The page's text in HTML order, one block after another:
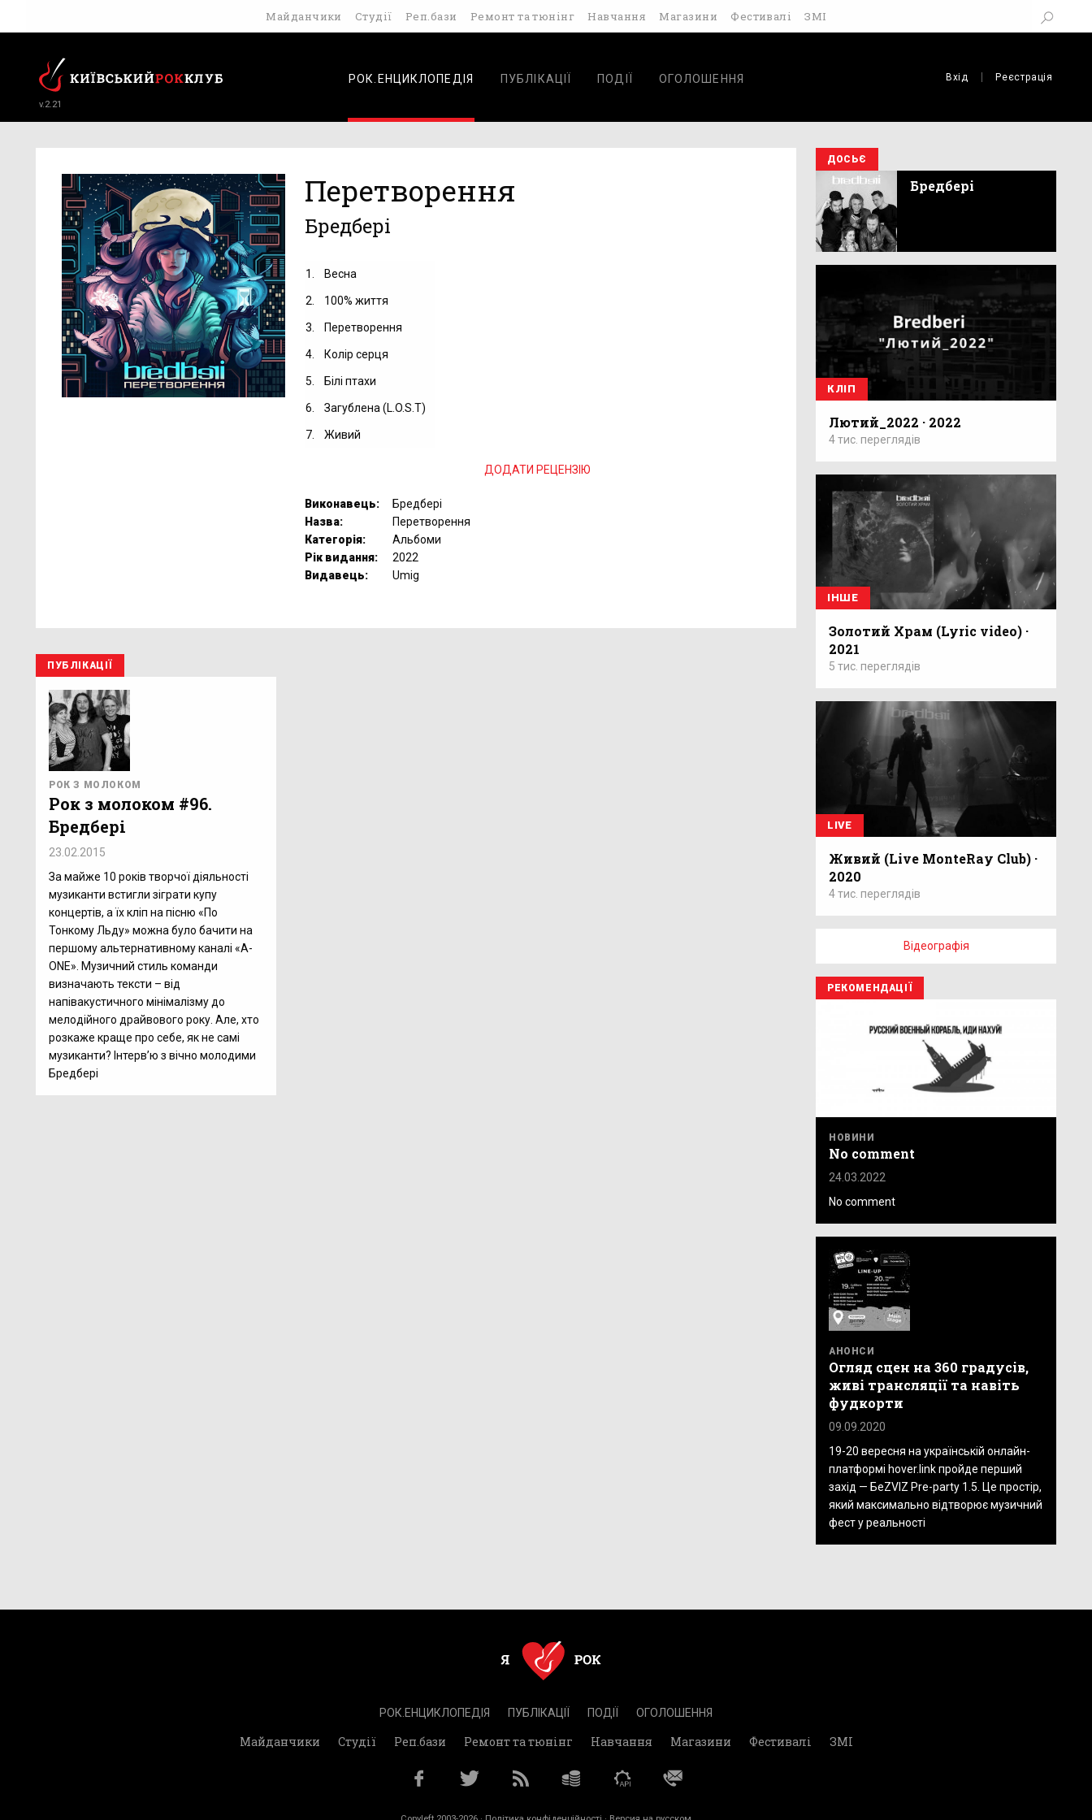
Майданчики Студії Реп.бази Ремонт та тюнінг Навчання Магазини Фестивалі ЗМІ
v.2.21
РОК.ЕНЦИКЛОПЕДІЯ ПУБЛІКАЦІЇ ПОДІЇ ОГОЛОШЕННЯ Вхід Реєстрація
Перетворення
Бредбері
1. Весна
2. 100% життя
3. Перетворення
4. Колір серця
5. Білі птахи
6. Загублена (L.O.S.T)
7. Живий
ДОДАТИ РЕЦЕНЗІЮ
Виконавець:
Бредбері
Назва:
Перетворення
Категорія:
Альбоми
Рік видання:
2022
Видавець:
Umig
ПУБЛІКАЦІЇ
РОК З МОЛОКОМ
Рок з молоком #96.
Бредбері
23.02.2015
За майже 10 років творчої діяльності
музиканти встигли зіграти купу
концертів, а їх кліп на пісню «По
Тонкому Льду» можна було бачити на
першому альтернативному каналі «A-
ONE». Музичний стиль команди
визначають тексти – від
напівакустичного мінімалізму до
мелодійного драйвового року. Але, хто
розкаже краще про себе, як не самі
музиканти? Інтерв’ю з вічно молодими
Бредбері
ДОСЬЄ
Бредбері
КЛІП
Лютий_2022 · 2022
4 тис. переглядів
ІНШЕ
Золотий Храм (Lyric video) ·
2021
5 тис. переглядів
LIVE
Живий (Live MonteRay Club) ·
2020
4 тис. переглядів
Відеографія
РЕКОМЕНДАЦІЇ
НОВИНИ
No comment
24.03.2022
No comment
АНОНСИ
Огляд сцен на 360 градусів,
живі трансляції та навіть
фудкорти
09.09.2020
19-20 вересня на українській онлайн-
платформі hover.link пройде перший
захід — БеZVIZ Pre-party 1.5. Це простір,
який максимально відтворює музичний
фест у реальності
РОК.ЕНЦИКЛОПЕДІЯ ПУБЛІКАЦІЇ ПОДІЇ ОГОЛОШЕННЯ
Майданчики Студії Реп.бази Ремонт та тюнінг Навчання Магазини Фестивалі ЗМІ